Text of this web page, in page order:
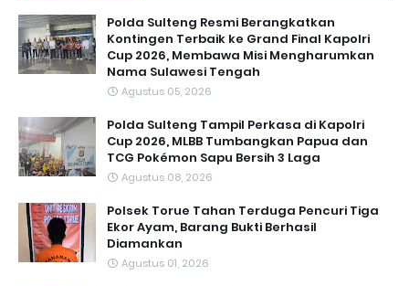
Polda Sulteng Resmi Berangkatkan
Kontingen Terbaik ke Grand Final Kapolri
Cup 2026, Membawa Misi Mengharumkan
Nama Sulawesi Tengah
Agustus 05, 2026
Polda Sulteng Tampil Perkasa di Kapolri
Cup 2026, MLBB Tumbangkan Papua dan
TCG Pokémon Sapu Bersih 3 Laga
Agustus 08, 2026
Polsek Torue Tahan Terduga Pencuri Tiga
Ekor Ayam, Barang Bukti Berhasil
Diamankan
Agustus 01, 2026